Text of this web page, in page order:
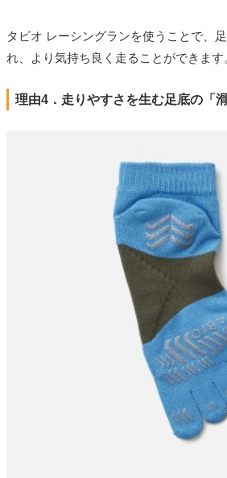
タビオ レーシングランを使うことで、
れ、より気持ち良く走ることができます
理由4．走りやすさを生む足底の「滑